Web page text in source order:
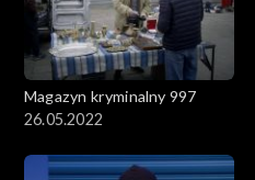
Magazyn kryminalny 997
26.05.2022